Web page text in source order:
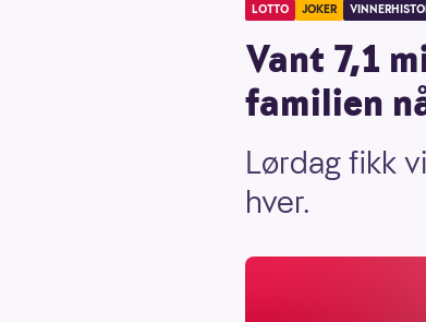
LOTTO JOKER
Vant 7,1
familien
Lørdag fikk
hver.